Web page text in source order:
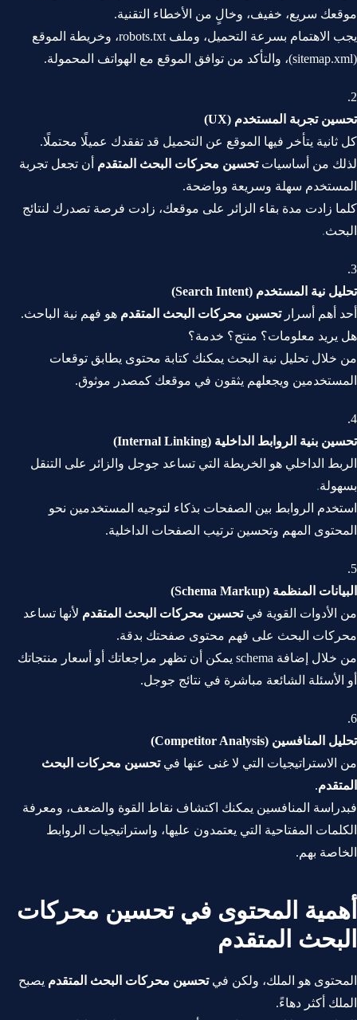
موقعك سريع، خفيف، وخالٍ من الأخطاء التقنية.
يجب الاهتمام بسرعة التحميل، وملف robots.txt، وخريطة الموقع
(sitemap.xml)، والتأكد من توافق الموقع مع الهواتف المحمولة.
تحسين تجربة المستخدم (UX)
كل ثانية يتأخر فيها الموقع عن التحميل قد تفقدك عميلًا محتملًا.
لذلك من أساسياتتحسين محركات البحث المتقدم أن تجعل تجربة
المستخدم سهلة وسريعة وواضحة.
كلما زادت مدة بقاء الزائر على موقعك، زادت فرصة تصدرك لنتائج
البحث.
تحليل نية المستخدم (Search Intent)
أحد أهم أسرارتحسين محركات البحث المتقدم هو فهم نية الباحث.
هل يريد معلومات؟ منتج؟ خدمة؟
من خلال تحليل نية البحث يمكنك كتابة محتوى يطابق توقعات
المستخدمين ويجعلهم يثقون في موقعك كمصدر موثوق.
تحسين بنية الروابط الداخلية (Internal Linking)
الربط الداخلي هو الخريطة التي تساعد جوجل والزائر على التنقل
بسهولة.
استخدم الروابط بين الصفحات بذكاء لتوجيه المستخدمين نحو
المحتوى المهم وتحسين ترتيب الصفحات الداخلية.
البيانات المنظمة (Schema Markup)
من الأدوات القوية فيتحسين محركات البحث المتقدم لأنها تساعد
محركات البحث على فهم محتوى صفحتك بدقة.
من خلال إضافة schema يمكن أن تظهر مراجعاتك أو أسعار منتجاتك
أو الأسئلة الشائعة مباشرة في نتائج جوجل.
تحليل المنافسين (Competitor Analysis)
من الاستراتيجيات التي لا غنى عنها فيتحسين محركات البحث
المتقدم.
فبدراسة المنافسين يمكنك اكتشاف نقاط القوة والضعف، ومعرفة
الكلمات المفتاحية التي يعتمدون عليها، واستراتيجيات الروابط
الخاصة بهم.
أهمية المحتوى في تحسين محركات
البحث المتقدم
المحتوى هو الملك، ولكن فيتحسين محركات البحث المتقدم يصبح
الملك أكثر دهاءً.